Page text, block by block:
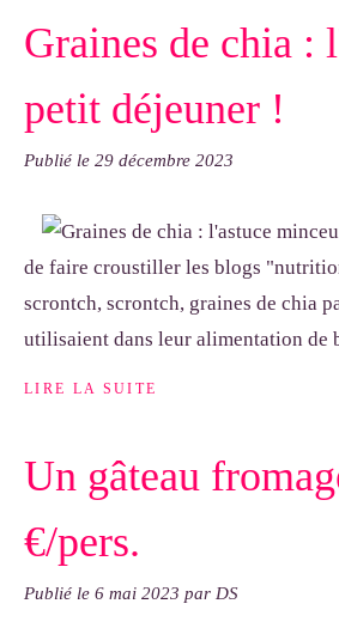
Graines de chia :
petit déjeuner !
Publié le 29 décembre 2023
de faire croustiller les blogs
scrontch, scrontch, graines de chia
utilisaient dans leur alimentation de
LIRE LA SUITE
Un gâteau
€/pers.
Publié le 6 mai 2023 par DS